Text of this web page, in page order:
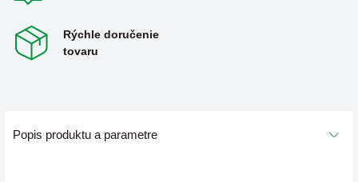
Rýchle doručenie
tovaru
Popis produktu a parametre